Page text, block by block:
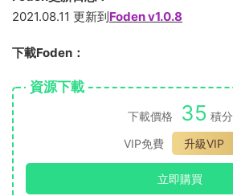
2021.08.11 更新到Foden v1.0.8
下載Foden：
資源下載
下載價格 35 積分
VIP免費
升級VIP
立即購買